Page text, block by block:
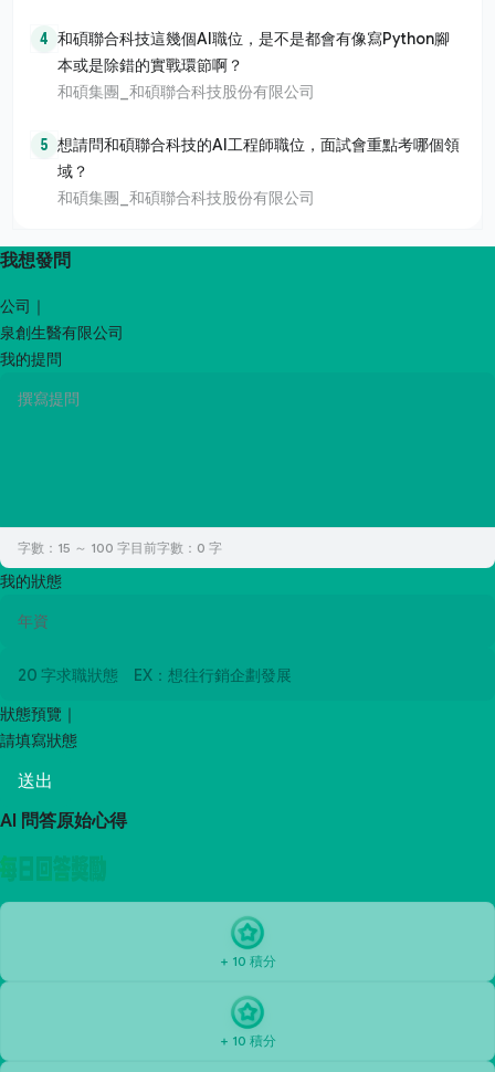
4 和碩聯合科技這幾個AI職位，是不是都會有像寫Python腳
本或是除錯的實戰環節啊？
和碩集團_和碩聯合科技股份有限公司
5 想請問和碩聯合科技的AI工程師職位，面試會重點考哪個領
域？
和碩集團_和碩聯合科技股份有限公司
我想發問
公司｜
泉創生醫有限公司
我的提問
字數：15 ～ 100 字目前字數： 0 字
我的狀態
狀態預覽｜
請填寫狀態
送出
AI 問答原始心得
+ 10 積分
+ 10 積分